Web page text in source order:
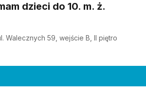
dzieci do 10. m. ż.
Walecznych 59, wejście B, II piętro